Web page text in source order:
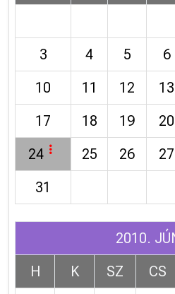
3
4 5 6
10
11 12 13
17
18 19 20
24
25 26 27
31
2010.
H
K SZ CS